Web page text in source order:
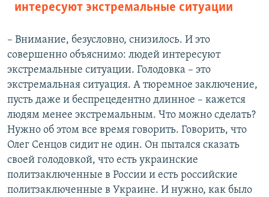
интересуют экстремальные ситуации
– Внимание, безусловно, снизилось. И это
совершенно объяснимо: людей интересуют
экстремальные ситуации. Голодовка – это
экстремальная ситуация. А тюремное заключение,
пусть даже и беспрецедентно длинное – кажется
людям менее экстремальным. Что можно сделать?
Нужно об этом все время говорить. Говорить, что
Олег Сенцов сидит не один. Он пытался сказать
своей голодовкой, что есть украинские
политзаключенные в России и есть российские
политзаключенные в Украине. И нужно, как было